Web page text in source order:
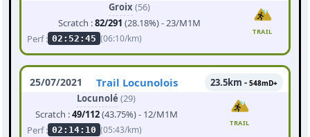
Groix(56)
Scratch :82/291 (28.18%) - 23/M1M
Perf : 02:52:45 (06:10/km)
TRAIL
25/07/2021 Trail Locunolois 23.5km - 548mD+
Locunolé (29)
Scratch :49/112(43.75%) - 12/M1M
Perf : 02:14:10 (05:43/km)
TRAIL